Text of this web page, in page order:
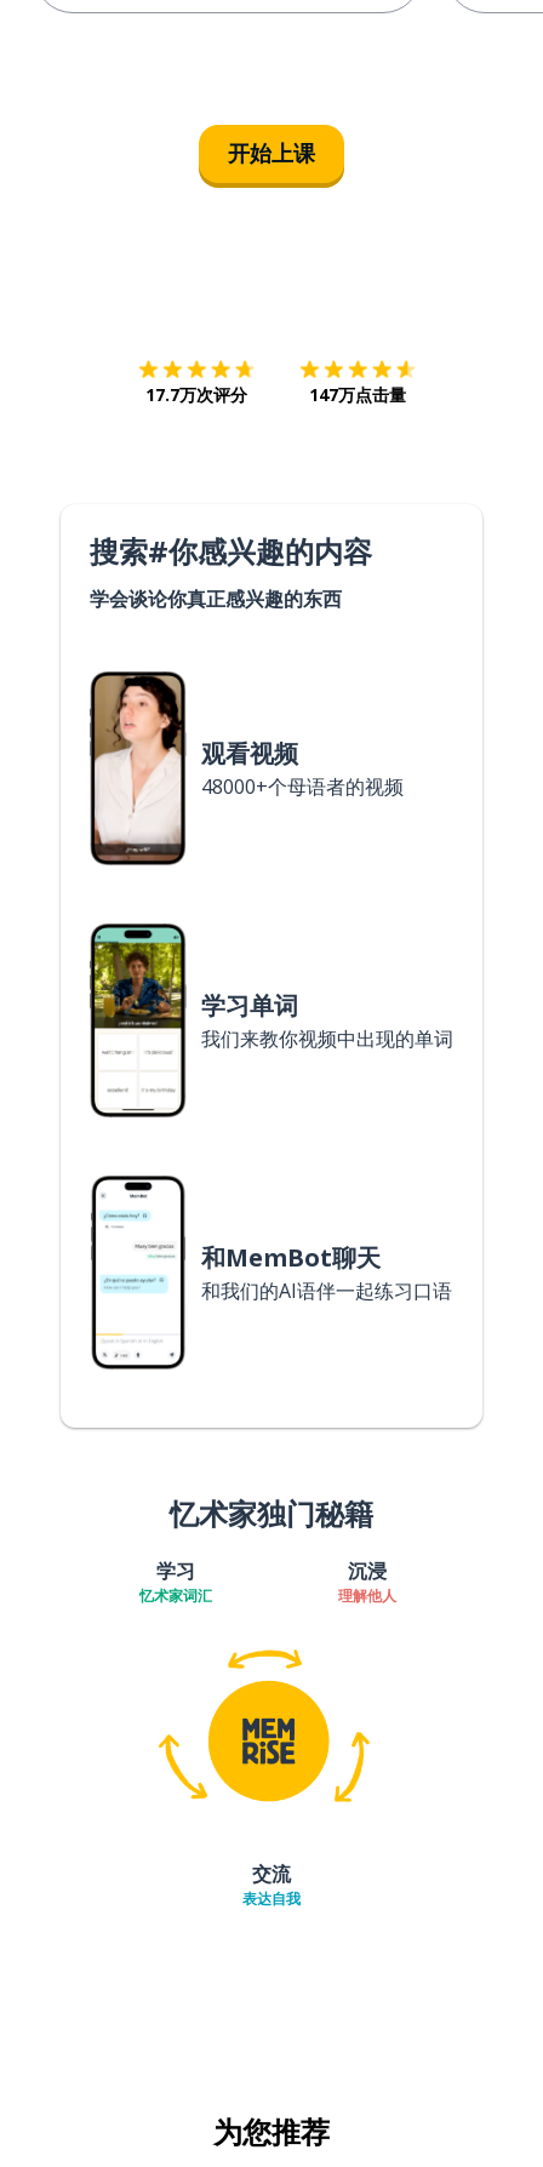
开始上课
17.7万次评分 147万点击量
搜索#你感兴趣的内容
学会谈论你真正感兴趣的东西
观看视频
48000+个母语者的视频
学习单词
我们来教你视频中出现的单词
和MemBot聊天
和我们的AI语伴一起练习口语
忆术家独门秘籍
学习
忆术家词汇
沉浸
理解他人
交流
表达自我
为您推荐